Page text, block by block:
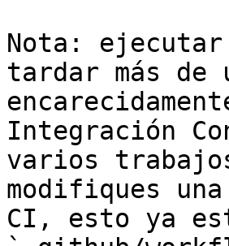
Nota:
tardar más de
Integración
varios
modifiques
CI, esto ya